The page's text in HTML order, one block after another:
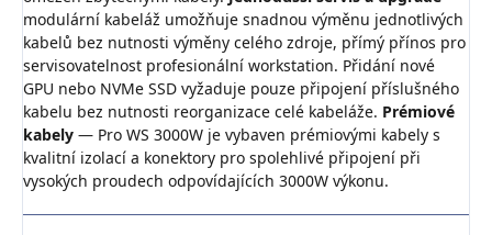
modulární kabeláž umožňuje snadnou výměnu jednotlivých
kabelů bez nutnosti výměny celého zdroje, přímý přínos pro
servisovatelnost profesionální workstation. Přidání nové
GPU nebo NVMe SSD vyžaduje pouze připojení příslušného
kabelu bez nutnosti reorganizace celé kabeláže. Prémiové
kabely — Pro WS 3000W je vybaven prémiovými kabely s
kvalitní izolací a konektory pro spolehlivé připojení při
vysokých proudech odpovídajících 3000W výkonu.